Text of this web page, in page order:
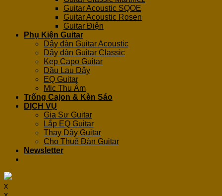
Guitar Acoustic SQOE
Guitar Acoustic Rosen
Guitar Điện
Phụ Kiện Guitar
Dây đàn Guitar Acoustic
Dây đàn Guitar Classic
Kẹp Capo Guitar
Dầu Lau Dây
EQ Guitar
Mic Thu Âm
Trống Cajon & Kèn Sáo
DỊCH VỤ
Gia Sư Guitar
Lắp EQ Guitar
Thay Dây Guitar
Cho Thuê Đàn Guitar
Newsletter
x